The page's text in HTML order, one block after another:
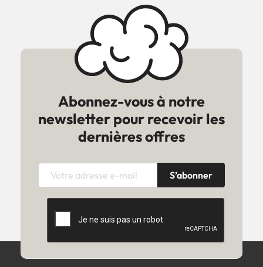
Abonnez-vous à notre
newsletter pour recevoir les
dernières offres